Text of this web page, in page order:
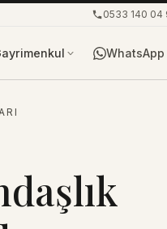
0533 140 04
WhatsApp